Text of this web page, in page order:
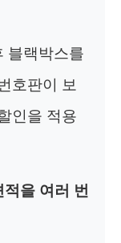
블랙박스를
호판이 보
인을 적용
을 여러 번